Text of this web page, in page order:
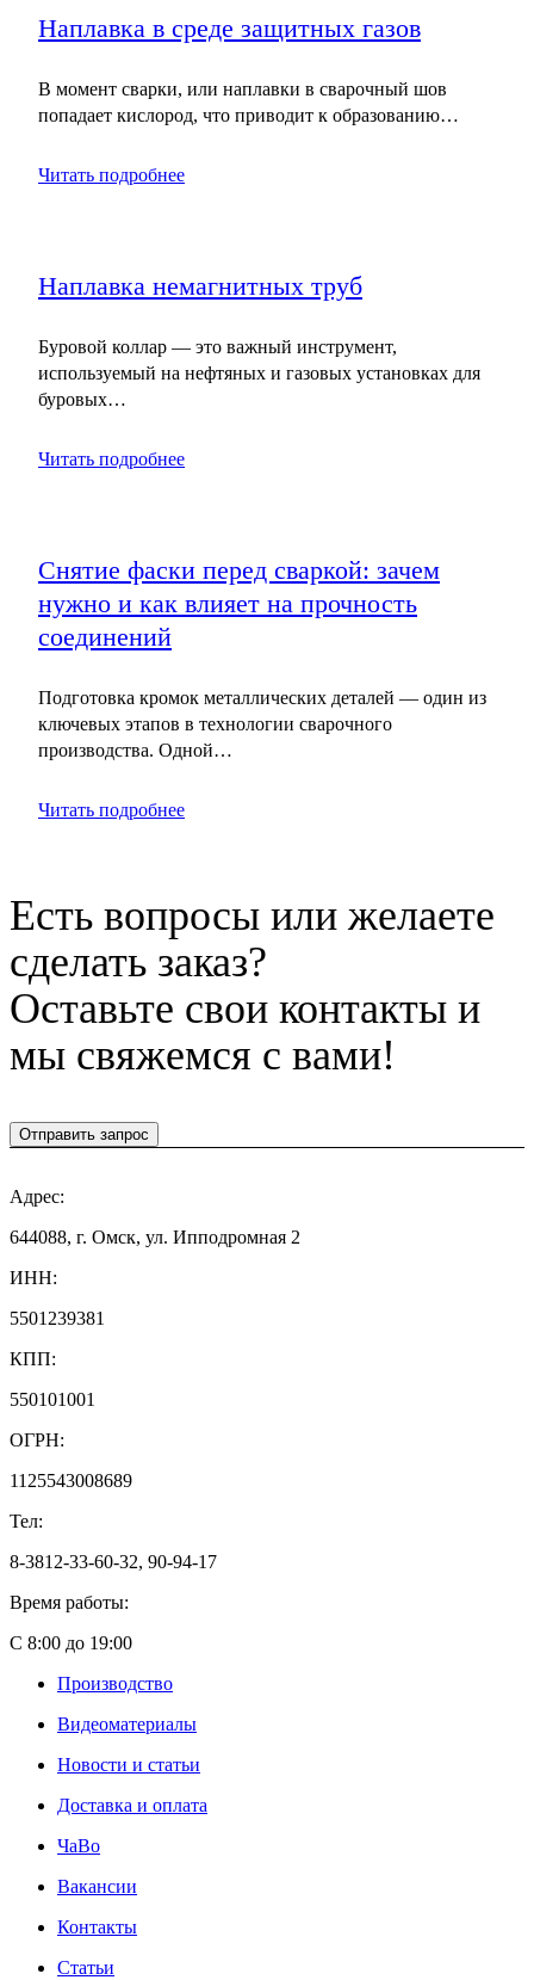
Наплавка в среде защитных газов
В момент сварки, или наплавки в сварочный шов
попадает кислород, что приводит к образованию…
Читать подробнее
Наплавка немагнитных труб
Буровой коллар — это важный инструмент,
используемый на нефтяных и газовых установках для
буровых…
Читать подробнее
Снятие фаски перед сваркой: зачем
нужно и как влияет на прочность
соединений
Подготовка кромок металлических деталей — один из
ключевых этапов в технологии сварочного
производства. Одной…
Читать подробнее
Есть вопросы или желаете
сделать заказ?
Оставьте свои контакты и
мы свяжемся с вами!
Отправить запрос
Адрес:
644088, г. Омск, ул. Ипподромная 2
ИНН:
5501239381
КПП:
550101001
ОГРН:
1125543008689
Тел:
8-3812-33-60-32, 90-94-17
Время работы:
С 8:00 до 19:00
Производство
Видеоматериалы
Новости и статьи
Доставка и оплата
ЧаВо
Вакансии
Контакты
Статьи